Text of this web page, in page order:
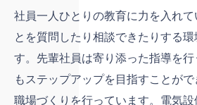
社員一人ひとりの教育に力を入れ
とを質問したり相談できたりする
す。先輩社員は寄り添った指導を
もステップアップを目指すことが
職場づくりを行っています。電気